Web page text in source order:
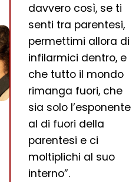
davvero così, se ti
senti tra parentesi,
permettimi allora di
infilarmici dentro, e
che tutto il mondo
rimanga fuori, che
sia solo l’esponente
al di fuori della
parentesi e ci
moltiplichi al suo
interno”.